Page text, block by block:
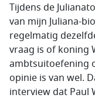
Tijdens de
van mijn Juliana-
regelmatig
vraag is of koning
ambtsuitoefening
opinie is van wel.
interview dat Paul